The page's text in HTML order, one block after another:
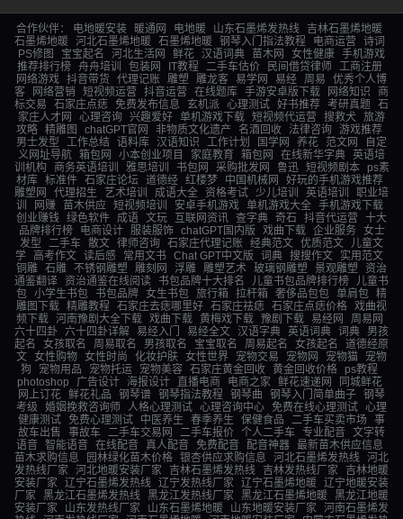
合作伙伴： 电地暖安装 暖通网 电地暖 山东石墨烯发热线
吉林石墨烯地暖
石墨烯地暖
河北石墨烯地暖 石墨烯地暖 钢琴入门指法教程 电商运营
诗词
PS修图
宝宝起名 河北生活网 鲜花 汉语词典 苗木网 女性健康 手机游戏
推荐排行榜
舟舟培训 包装网 IT教程 二手车估价 民间借贷律师
工商注册
网络游戏 抖音带货 代理记账 雕塑 雕龙客 易学网 易经 周易
优秀个人博
客
网络营销 短视频运营 抖音运营 在线题库 手游安卓版下载 网络知识
商
标交易
石家庄点痣 免费发布信息 玄机派 心理测试 好书推荐 考研真题 石
家庄人才网
心理咨询 兴趣爱好 单机游戏下载 短视频代运营 搜救犬 旅游
攻略 精雕图 chatGPT官网 非物质文化遗产 名酒回收 法律咨询 游戏推荐
男士发型
工作总结 语料库 汉语知识 工作计划 国学网 养花 范文网
自定
义网址导航 箱包网 小本创业项目 家庭教育 箱包网 在线新华字典 英语培
训机构
商务英语培训 雅思培训 书包网 采购批发网 鲁迅 短视频剧本
ps素
材库
标准件 石家庄论坛 道德经 红楼梦 中国机械网
好玩的手机游戏推荐
雕塑网
代理招生 艺术培训 成语大全 资格考试 少儿培训 英语培训
职业培
训
网赚 苗木供应 短视频培训 安卓手机游戏 单机游戏大全
手机游戏下载
创业赚钱 绿色软件 成语 文玩 互联网资讯 查字典 奇石 抖音代运营 十大
品牌排行榜
电商设计 服装服饰 chatGPT国内版 戏曲下载 企业服务
女士
发型
二手车 散文 律师咨询 石家庄代理记账 经典范文 优质范文
儿童文
学 高考作文 读后感 常用文书 Chat GPT中文版 词典 搜搜作文
实用范文
铜雕 石雕 不锈钢雕塑 雕刻网 浮雕 雕塑艺术 玻璃钢雕塑 景观雕塑
资治
通鉴翻译
资治通鉴在线阅读 书包品牌十大排名 儿童书包品牌排行榜
儿童书
包 小学生书包 书包品牌 女生书包 旅行箱 拉杆箱 奢侈品包包 单肩包 精
雕图下载 精雕教程 石家庄去痣哪里好 石家庄祛痣 石家庄点痣价格 戏曲视
频下载
河南豫剧大全下载 戏曲下载 黄梅戏下载 豫剧下载 易经网
周易网
六十四卦
六十四卦详解 易经入门 易经全文 汉语字典 英语词典 词典
男孩
起名
女孩取名 周易取名 男孩取名 宝宝取名 周易起名 女孩起名
道德经原
文 女性购物 女性时尚 化妆护肤 女性世界 宠物交易 宠物网 宠物猫
宠物
狗
宠物用品 宠物托运 宠物美容 石家庄黄金回收 黄金回收价格
ps教程
photoshop
广告设计 海报设计 直播电商 电商之家 鲜花速递网
同城鲜花
网上订花 鲜花礼品 钢琴谱 钢琴指法教程 钢琴曲 钢琴入门简单曲子 钢琴
考级
婚姻挽救咨询师 人格心理测试 心理咨询中心 免费在线心理测试 心理
健康测试
免费心理测试 中医养生 春季养生 保健食品 二手车买卖市场
事
故车出售
事故车 二手车交易网 二手车报价 个人二手车 专业配音 文字转
语音
智能语音 在线配音 真人配音 免费配音 配音神器
最新苗木供应信息
苗木求购信息
园林绿化苗木价格 银杏供应求购信息 河北石墨烯发热线 河北
发热线厂家 河北地暖安装厂家 吉林石墨烯发热线 吉林发热线厂家
吉林地暖
安装厂家 辽宁石墨烯发热线 辽宁发热线厂家 辽宁石墨烯地暖 辽宁地暖安装
厂家 黑龙江石墨烯发热线 黑龙江发热线厂家 黑龙江石墨烯地暖 黑龙江地暖
安装厂家
山东发热线厂家 山东石墨烯地暖 山东地暖安装厂家 河南石墨烯发